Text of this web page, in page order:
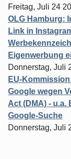
Freitag, Juli 24
OLG Hamburg:
Link in
Eigenwerbung
Donnerstag, Juli
EU-
Google wegen
Act (DMA) -
Google-Suche
Donnerstag, Juli